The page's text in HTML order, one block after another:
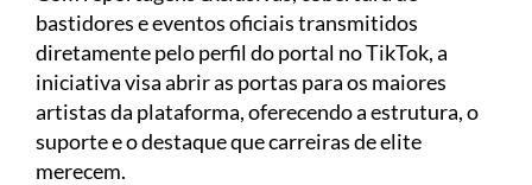
bastidores e eventos oficiais transmitidos
diretamente pelo perfil do portal no TikTok, a
iniciativa visa abrir as portas para os maiores
artistas da plataforma, oferecendo a estrutura, o
suporte e o destaque que carreiras de elite
merecem.